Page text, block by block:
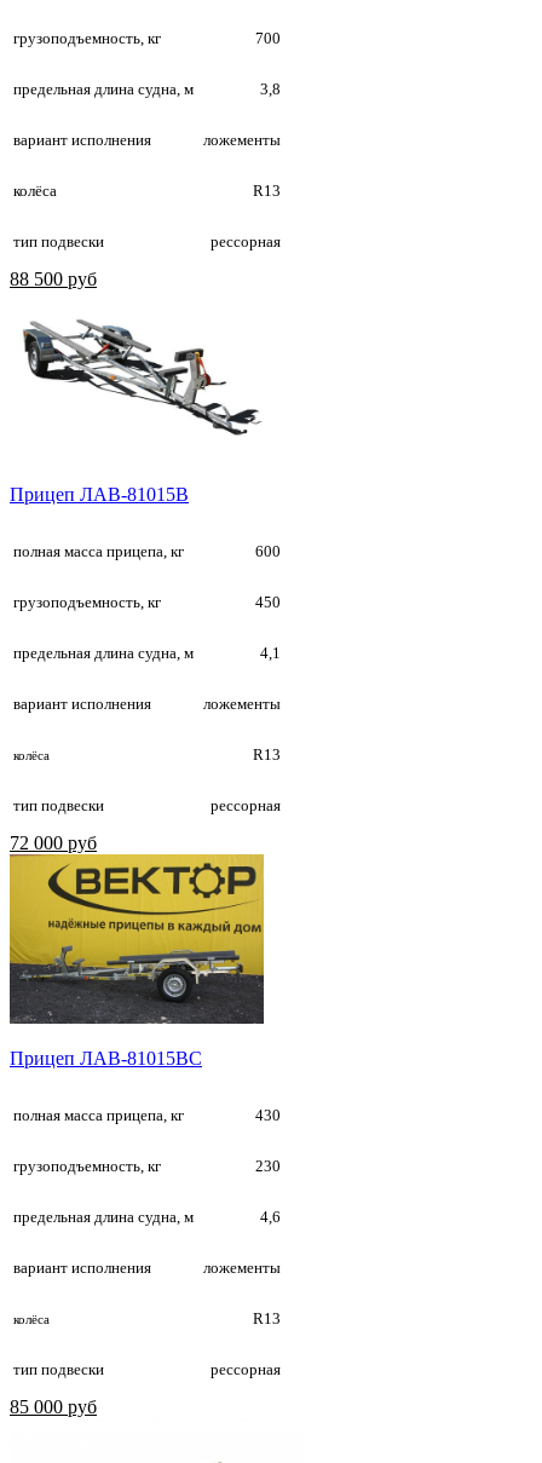
грузоподъемность, кг 700
предельная длина судна, м 3,8
вариант исполнения ложементы
колёса R13
тип подвески рессорная
88 500 руб
Прицеп ЛАВ-81015B
полная масса прицепа, кг 600
грузоподъемность, кг 450
предельная длина судна, м 4,1
вариант исполнения ложементы
колёса R13
тип подвески рессорная
72 000 руб
Прицеп ЛАВ-81015BС
полная масса прицепа, кг 430
грузоподъемность, кг 230
предельная длина судна, м 4,6
вариант исполнения ложементы
колёса R13
тип подвески рессорная
85 000 руб